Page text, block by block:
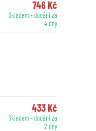
746 Kč
Skladem - dodání za
4 dny
433 Kč
Skladem - dodání za
2 dny